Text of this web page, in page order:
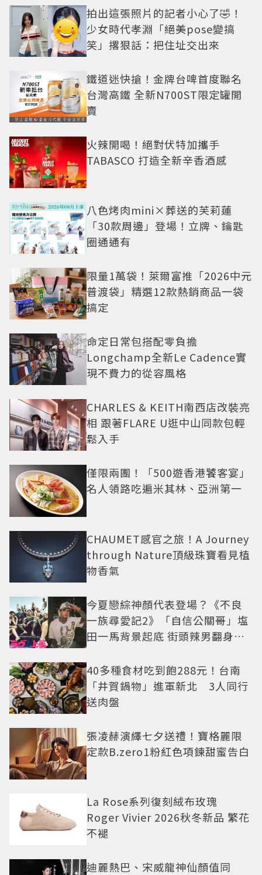
拍出這張照片的記者小心了🤣！
少女時代孝淵「絕美pose變搞
笑」撂狠話：把住址交出來
鐵道迷快搶！金牌台啤首度聯名
台灣高鐵 全新N700ST限定罐開
賣
火辣開喝！絕對伏特加攜手
TABASCO 打造全新辛香酒感
八色烤肉mini×葬送的芙莉蓮
「30款周邊」登場！立牌、鑰匙
圈通通有
限量1萬袋！萊爾富推「2026中元
普渡袋」精選12款熱銷商品一袋
搞定
命定日常包搭配零負擔
Longchamp全新Le Cadence實
現不費力的從容風格
CHARLES & KEITH南西店改裝亮
相 跟著FLARE U逛中山同款包輕
鬆入手
僅限兩團！「500遊香港饕客宴」
名人領路吃遍米其林、亞洲第一
CHAUMET感官之旅！A Journey
through Nature頂級珠寶看見植
物香氣
今夏戀綜神顏代表登場？《不良
一族尋愛記2》「自信公關哥」塩
田一馬背景起底 街頭辣男翻身當
40多種食材吃到飽288元！台南
「井賀鍋物」進軍新北 3人同行
送肉盤
張凌赫演繹七夕送禮！寶格麗限
定款B.zero1粉紅色項鍊甜蜜告白
La Rose系列復刻絨布玫瑰
Roger Vivier 2026秋冬新品 繁花
不褪
迪麗熱巴、宋威龍神仙顏值同